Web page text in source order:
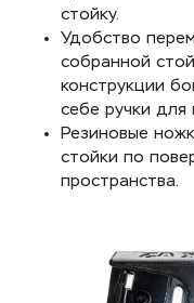
стойку.
Удобство
собранной
конструкции
себе ручки для
Резиновые
стойки по
пространства.